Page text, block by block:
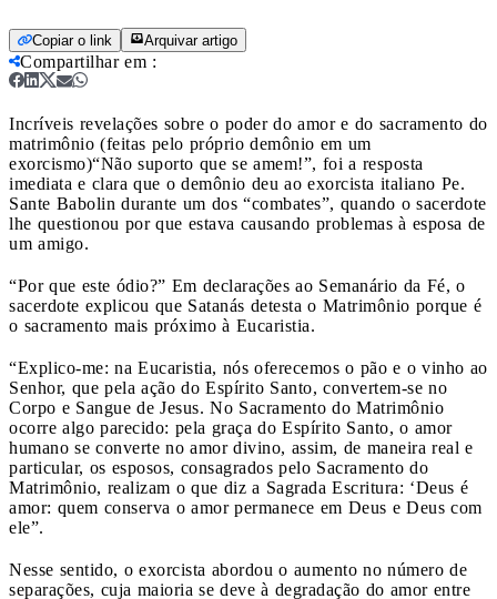
Copiar o link Arquivar artigo
Compartilhar em :
Incríveis revelações sobre o poder do amor e do sacramento do
matrimônio (feitas pelo próprio demônio em um
exorcismo)“Não suporto que se amem!”, foi a resposta
imediata e clara que o demônio deu ao exorcista italiano Pe.
Sante Babolin durante um dos “combates”, quando o sacerdote
lhe questionou por que estava causando problemas à esposa de
um amigo.
“Por que este ódio?” Em declarações ao Semanário da Fé, o
sacerdote explicou que Satanás detesta o Matrimônio porque é
o sacramento mais próximo à Eucaristia.
“Explico-me: na Eucaristia, nós oferecemos o pão e o vinho ao
Senhor, que pela ação do Espírito Santo, convertem-se no
Corpo e Sangue de Jesus. No Sacramento do Matrimônio
ocorre algo parecido: pela graça do Espírito Santo, o amor
humano se converte no amor divino, assim, de maneira real e
particular, os esposos, consagrados pelo Sacramento do
Matrimônio, realizam o que diz a Sagrada Escritura: ‘Deus é
amor: quem conserva o amor permanece em Deus e Deus com
ele”.
Nesse sentido, o exorcista abordou o aumento no número de
separações, cuja maioria se deve à degradação do amor entre